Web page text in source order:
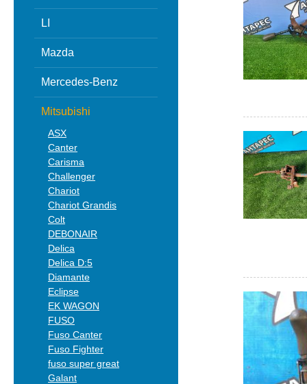
LI
Mazda
Mercedes-Benz
Mitsubishi
ASX
Canter
Carisma
Challenger
Chariot
Chariot Grandis
Colt
DEBONAIR
Delica
Delica D:5
Diamante
Eclipse
EK WAGON
FUSO
Fuso Canter
Fuso Fighter
fuso super great
Galant